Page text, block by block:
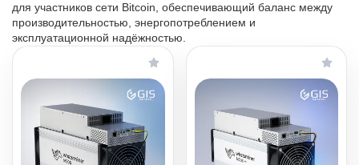
для участников сети Bitcoin, обеспечивающий баланс между
производительностью, энергопотреблением и
эксплуатационной надёжностью.